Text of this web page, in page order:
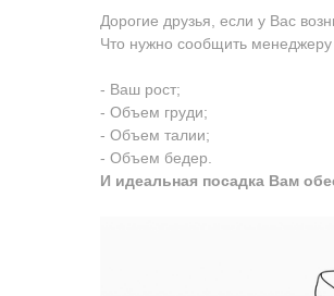
Дорогие друзья, если у Вас
Что нужно сообщить
- Ваш рост;
- Объем груди;
- Объем талии;
- Объем бедер.
И идеальная посадка Вам